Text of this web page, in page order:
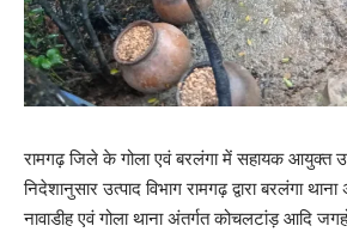
रामगढ़ जिले के गोला एवं बरलंगा में सहायक आयुक्त
निदेशानुसार उत्पाद विभाग रामगढ़ द्वारा बरलंगा
नावाडीह एवं गोला थाना अंतर्गत कोचलटांड़ आदि